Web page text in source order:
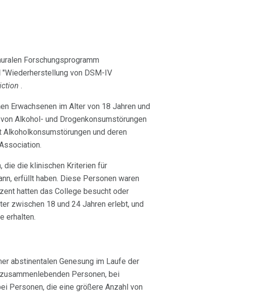
Forschungsprogramm
von DSM-IV
.
Erwachsenen im Alter von 18 Jahren und
Alkohol- und Drogenkonsumstörungen
Alkoholkonsumstörungen und deren
die die klinischen Kriterien für
erfüllt haben. Diese Personen waren
hatten das College besucht oder
zwischen 18 und 24 Jahren erlebt, und
erhalten.
abstinentalen Genesung im Laufe der
Personen, bei
Personen, die eine größere Anzahl von